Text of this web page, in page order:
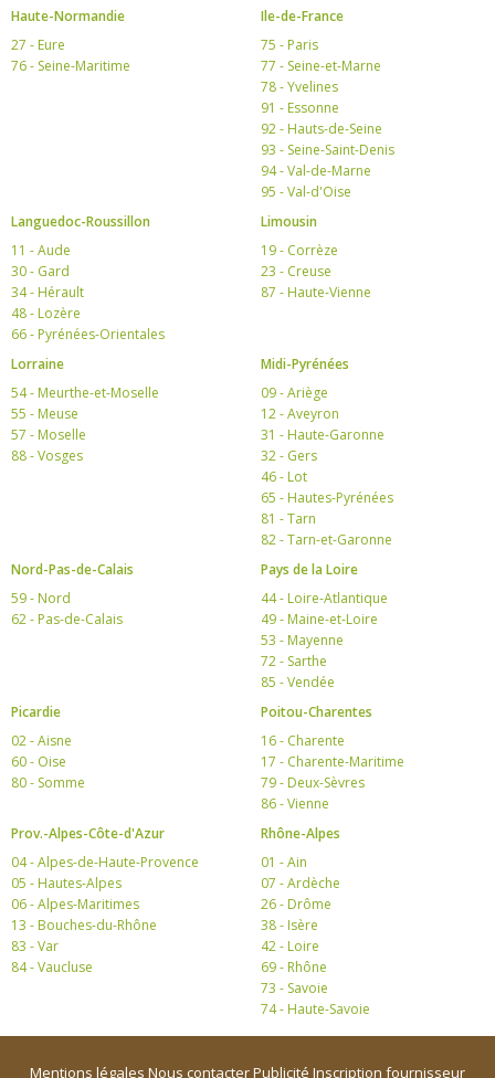
Haute-Normandie
27 - Eure
76 - Seine-Maritime
Ile-de-France
75 - Paris
77 - Seine-et-Marne
78 - Yvelines
91 - Essonne
92 - Hauts-de-Seine
93 - Seine-Saint-Denis
94 - Val-de-Marne
95 - Val-d'Oise
Languedoc-Roussillon
11 - Aude
30 - Gard
34 - Hérault
48 - Lozère
66 - Pyrénées-Orientales
Limousin
19 - Corrèze
23 - Creuse
87 - Haute-Vienne
Lorraine
54 - Meurthe-et-Moselle
55 - Meuse
57 - Moselle
88 - Vosges
Midi-Pyrénées
09 - Ariège
12 - Aveyron
31 - Haute-Garonne
32 - Gers
46 - Lot
65 - Hautes-Pyrénées
81 - Tarn
82 - Tarn-et-Garonne
Nord-Pas-de-Calais
59 - Nord
62 - Pas-de-Calais
Pays de la Loire
44 - Loire-Atlantique
49 - Maine-et-Loire
53 - Mayenne
72 - Sarthe
85 - Vendée
Picardie
02 - Aisne
60 - Oise
80 - Somme
Poitou-Charentes
16 - Charente
17 - Charente-Maritime
79 - Deux-Sèvres
86 - Vienne
Prov.-Alpes-Côte-d'Azur
04 - Alpes-de-Haute-Provence
05 - Hautes-Alpes
06 - Alpes-Maritimes
13 - Bouches-du-Rhône
83 - Var
84 - Vaucluse
Rhône-Alpes
01 - Ain
07 - Ardèche
26 - Drôme
38 - Isère
42 - Loire
69 - Rhône
73 - Savoie
74 - Haute-Savoie
Mentions légales Nous contacterPublicité Inscription fournisseur